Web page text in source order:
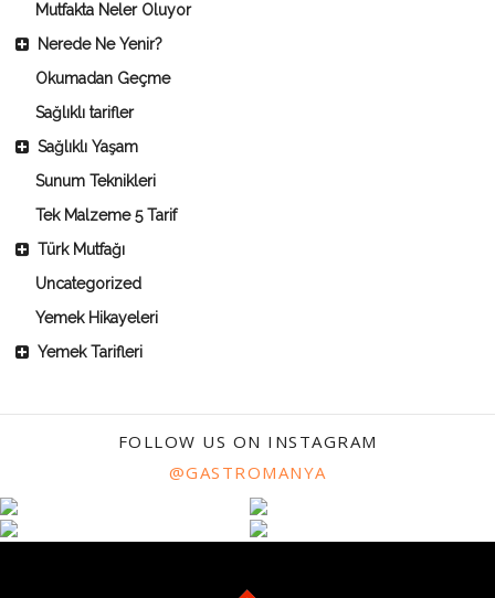
Mutfakta Neler Oluyor
Nerede Ne Yenir?
Okumadan Geçme
Sağlıklı tarifler
Sağlıklı Yaşam
Sunum Teknikleri
Tek Malzeme 5 Tarif
Türk Mutfağı
Uncategorized
Yemek Hikayeleri
Yemek Tarifleri
FOLLOW US ON INSTAGRAM
@GASTROMANYA